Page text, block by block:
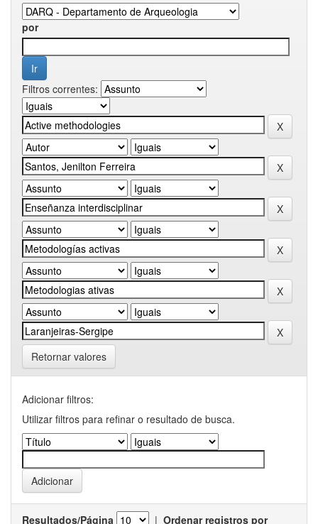
por
Filtros correntes:
Retornar valores
Adicionar filtros:
Utilizar filtros para refinar o resultado de busca.
Resultados/Página | Ordenar registros por